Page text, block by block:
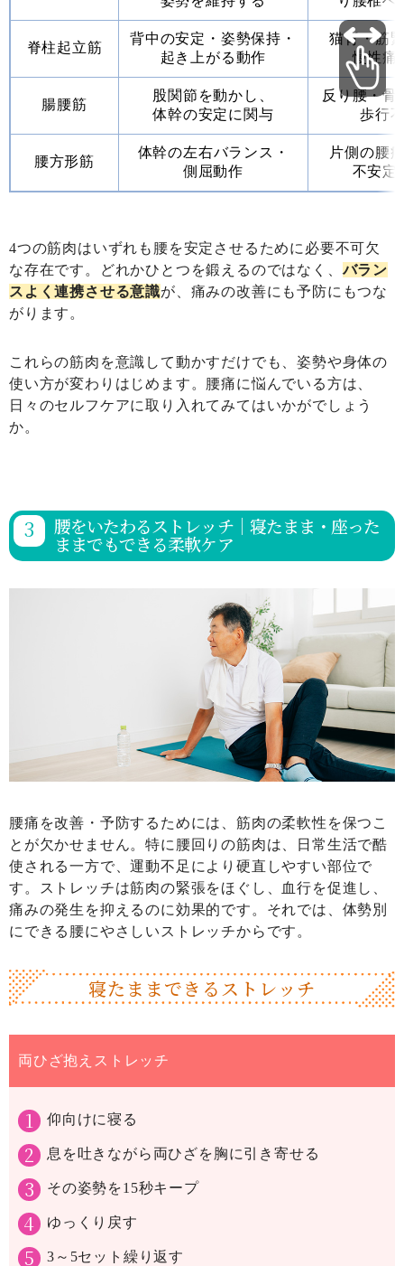
脊柱起立筋
背中の安定・姿勢保持・
起き上がる動作
猫背・筋
慢性痛
腸腰筋
股関節を動かし、
体幹の安定に関与
反り腰・骨
歩行
腰方形筋
体幹の左右バランス・
側屈動作
片側の腰
不安定
4つの筋肉はいずれも腰を安定させるために必要不可欠
な存在です。どれかひとつを鍛えるのではなく、バラン
スよく連携させる意識が、痛みの改善にも予防にもつな
がります。
これらの筋肉を意識して動かすだけでも、姿勢や身体の
使い方が変わりはじめます。腰痛に悩んでいる方は、
日々のセルフケアに取り入れてみてはいかがでしょう
か。
腰をいたわるストレッチ｜寝たまま・座った
ままでもできる柔軟ケア
腰痛を改善・予防するためには、筋肉の柔軟性を保つこ
とが欠かせません。特に腰回りの筋肉は、日常生活で酷
使される一方で、運動不足により硬直しやすい部位で
す。ストレッチは筋肉の緊張をほぐし、血行を促進し、
痛みの発生を抑えるのに効果的です。それでは、体勢別
にできる腰にやさしいストレッチからです。
寝たままできるストレッチ
両ひざ抱えストレッチ
仰向けに寝る
息を吐きながら両ひざを胸に引き寄せる
その姿勢を15秒キープ
ゆっくり戻す
3～5セット繰り返す